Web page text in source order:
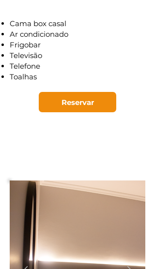
Cama box casal
Ar condicionado
Frigobar
Televisão
Telefone
Toalhas
Reservar